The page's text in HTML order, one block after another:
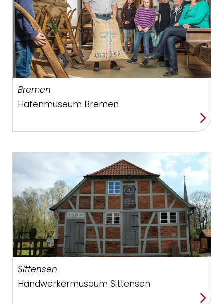
Bremen
Hafenmuseum Bremen
Sittensen
Handwerkermuseum Sittensen